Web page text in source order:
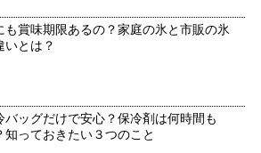
も賞味期限あるの？家庭の氷と市販の氷
いとは？
バッグだけで安心？保冷剤は何時間も
知っておきたい３つのこと